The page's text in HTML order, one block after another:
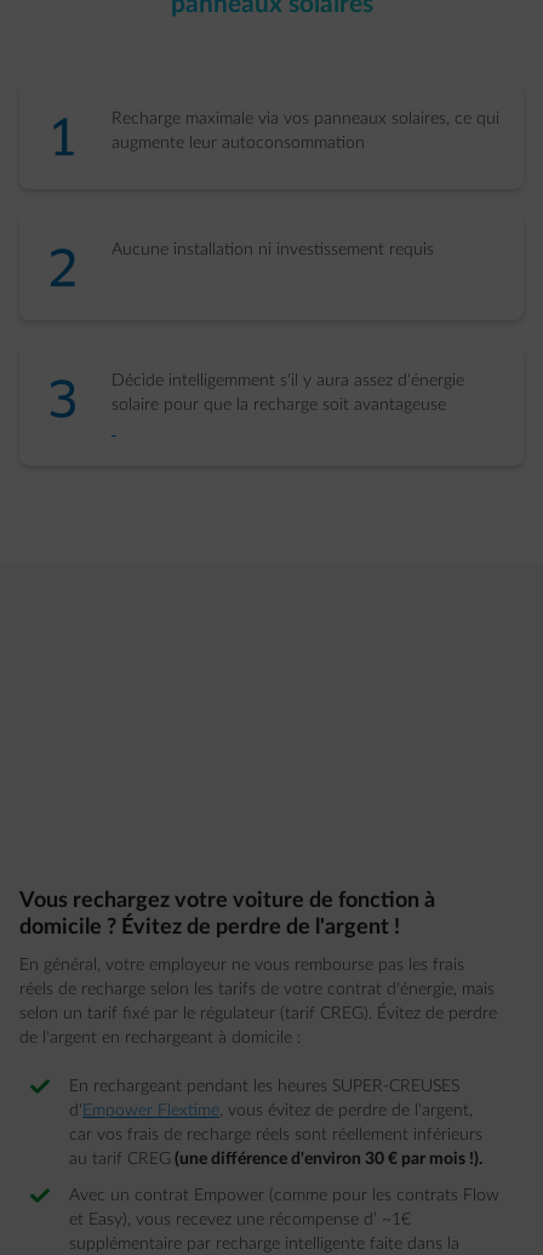
number-1
Recharge maximale via vos panneaux solaires, ce qui
augmente leur autoconsommation​
number-2 Aucune installation ni investissement requis​
number-3
Décide intelligemment s'il y aura assez d'énergie
solaire pour que la recharge soit avantageuse​
Vous rechargez votre voiture de fonction à
domicile ? Évitez de perdre de l'argent !
En général, votre employeur ne vous rembourse pas les frais
réels de recharge selon les tarifs de votre contrat d'énergie, mais
selon un tarif fixé par le régulateur (tarif CREG). Évitez de perdre
de l'argent en rechargeant à domicile :
En rechargeant pendant les heures SUPER-CREUSES
d' Empower Flextime, vous évitez de perdre de l'argent,
car vos frais de recharge réels sont réellement inférieurs
au tarif CREG (une différence d'environ 30 € par mois !).
Avec un contrat Empower (comme pour les contrats Flow
et Easy), vous recevez une récompense d’ ~1€
supplémentaire par recharge intelligente faite dans la